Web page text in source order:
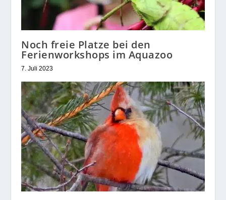
Noch freie Platze bei den
Ferienworkshops im Aquazoo
7. Juli 2023